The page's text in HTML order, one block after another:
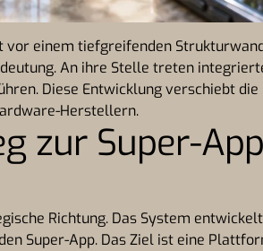
einem tiefgreifenden
An ihre Stelle treten
Diese Entwicklung verschiebt
Herstellern.
zur Super-
Richtung. Das System
Super-App. Das Ziel ist eine